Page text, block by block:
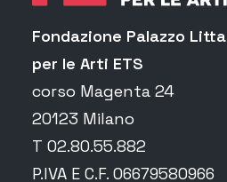
Fondazione Palazzo Litta
per le Arti ETS
corso Magenta 24
20123 Milano
T 02.80.55.882
P.IVA E C.F. 06679580966